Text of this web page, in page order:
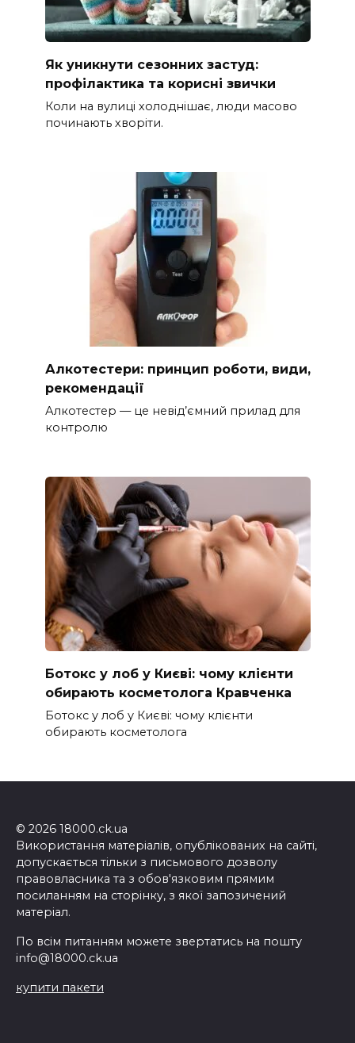
Як уникнути сезонних застуд:
профілактика та корисні звички
Коли на вулиці холоднішає, люди масово
починають хворіти.
Алкотестери: принцип роботи, види,
рекомендації
Алкотестер — це невід’ємний прилад для
контролю
Ботокс у лоб у Києві: чому клієнти
обирають косметолога Кравченка
Ботокс у лоб у Києві: чому клієнти
обирають косметолога
© 2026 18000.ck.ua
Використання матеріалів, опублікованих на сайті,
допускається тільки з письмового дозволу
правовласника та з обов'язковим прямим
посиланням на сторінку, з якої запозичений
матеріал.
По всім питанням можете звертатись на пошту
info@18000.ck.ua
купити пакети